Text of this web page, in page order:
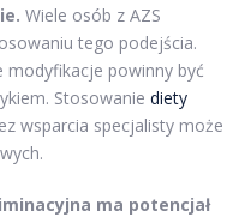
Wiele osób z AZS
tego podejścia.
modyfikacje powinny być
Stosowanie diety
wsparcia specjalisty może
ma potencjał